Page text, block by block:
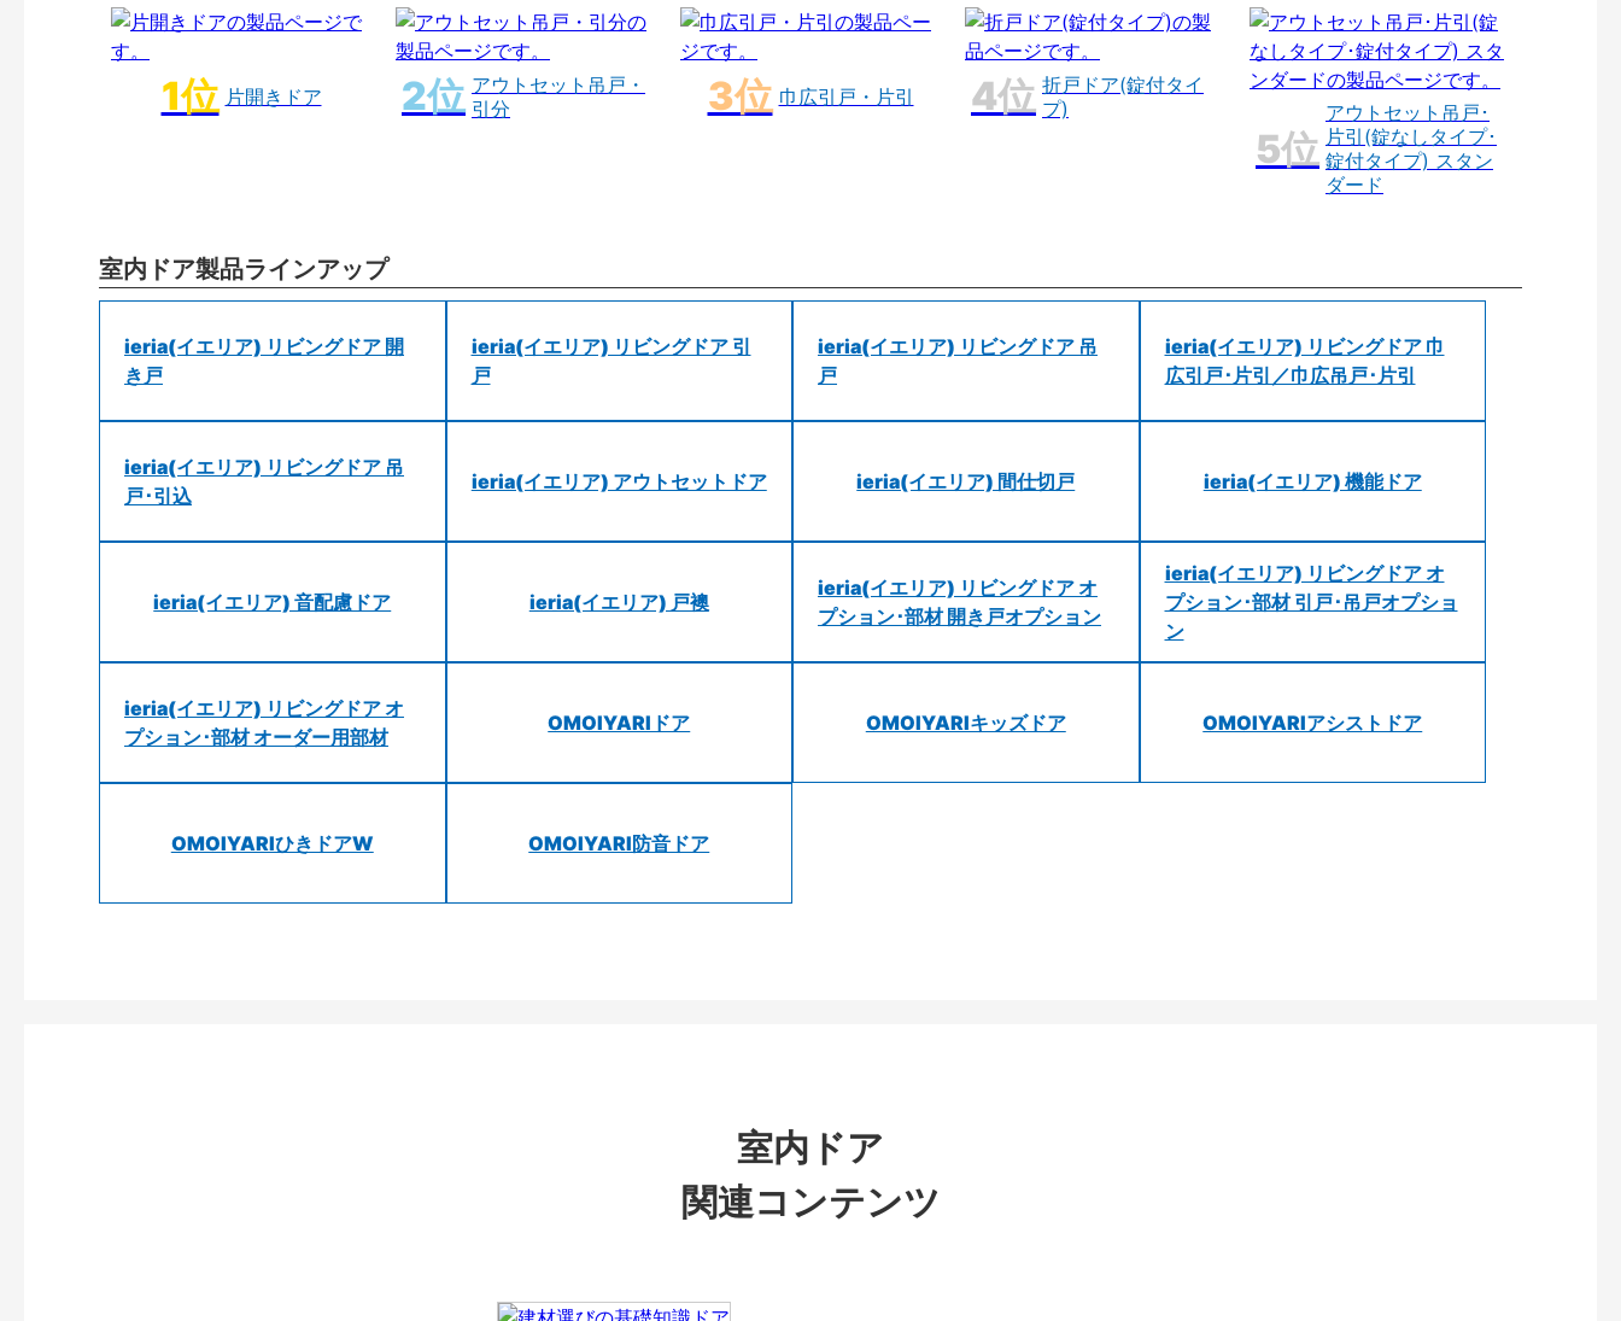
片開きドア
アウトセット吊戸・
引分
巾広引戸・片引
折戸ドア(錠付タイ
プ)
アウトセット吊戸･
片引(錠なしタイプ･
錠付タイプ) スタン
ダード
室内ドア製品ラインアップ
ieria(イエリア) リビングドア 開
き戸
ieria(イエリア) リビングドア 引
戸
ieria(イエリア) リビングドア 吊
戸
ieria(イエリア) リビングドア 巾
広引戸･片引／巾広吊戸･片引
ieria(イエリア) リビングドア 吊
戸･引込
ieria(イエリア) アウトセットドア ieria(イエリア) 間仕切戸 ieria(イエリア) 機能ドア
ieria(イエリア) 音配慮ドア ieria(イエリア) 戸襖
ieria(イエリア) リビングドア オ
プション･部材 開き戸オプション
ieria(イエリア) リビングドア オ
プション･部材 引戸･吊戸オプショ
ン
ieria(イエリア) リビングドア オ
プション･部材 オーダー用部材
OMOIYARIドア OMOIYARIキッズドア OMOIYARIアシストドア
OMOIYARIひきドアW OMOIYARI防音ドア
室内ドア
関連コンテンツ